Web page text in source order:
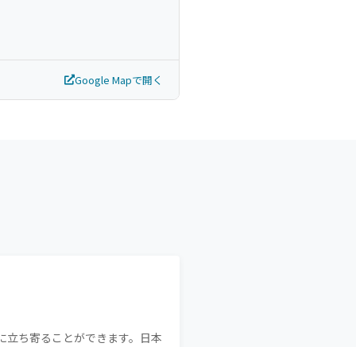
Google Mapで開く
ち寄ることができます。日本